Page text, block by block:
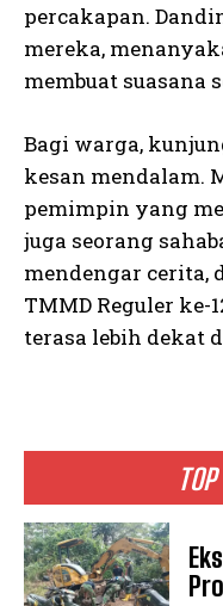
percakapan.
mereka,
membuat suasana
Bagi warga,
kesan mendalam.
pemimpin yang
juga seorang
mendengar cerita,
TMMD Reguler ke-
terasa lebih dekat